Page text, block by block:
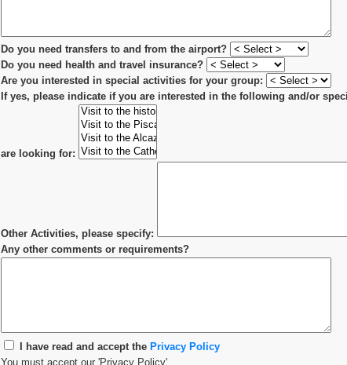
Do you need transfers to and from the airport?
Do you need health and travel insurance?
Are you interested in special activities for your group:
If yes, please indicate if you are interested in the following and/or
are looking for:
Other Activities, please specify:
Any other comments or requirements?
I have read and accept the Privacy Policy
You must accept our 'Privacy Policy'.